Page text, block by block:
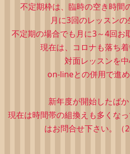
不定期枠は、 臨時の空き時間
月に3回のレッスンの
不定期の場合でも月に3～4回お
現在は、コロナも落ち着
対面レッスンを中
on-lineとの併用で進め
新年度が開始したばか
現在は時間帯の組換えも多くな
はお問合せ下さい。（